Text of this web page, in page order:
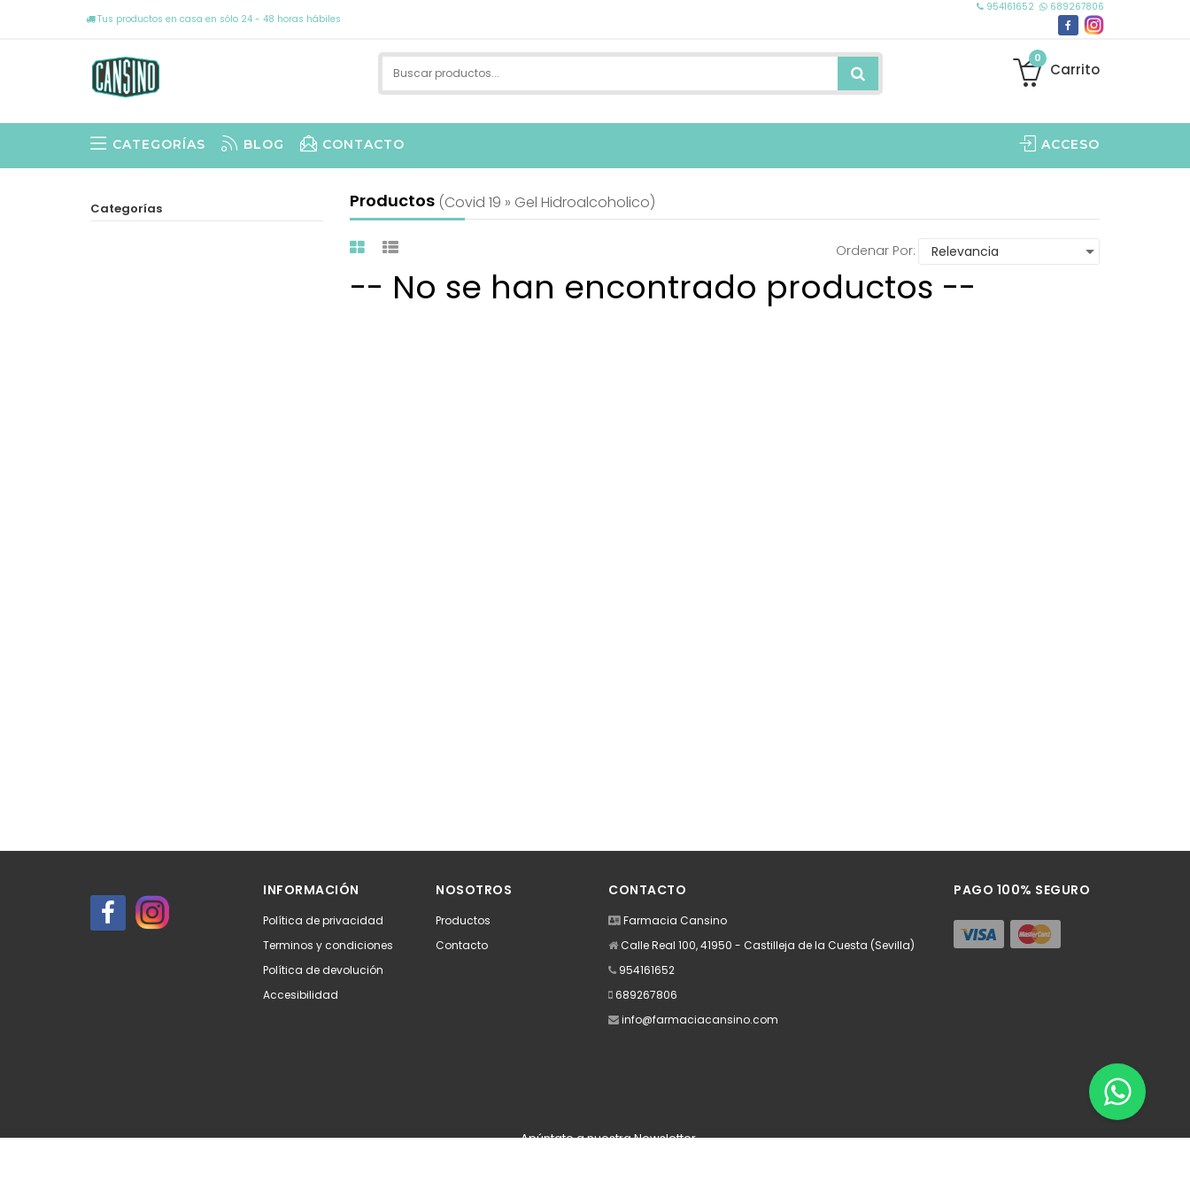
Tus productos en casa en sólo 24 - 48 horas hábiles
954161652 689267806
0
Carrito
CATEGORÍAS BLOG CONTACTO ACCESO
Productos (covid 19 » Gel Hidroalcoholico)
Ordenar Por:
-- No se han encontrado productos --
Categorías
INFORMACIÓN
Política de privacidad
Terminos y condiciones
Política de devolución
Accesibilidad
NOSOTROS
Productos
Contacto
CONTACTO
Farmacia Cansino
Calle Real 100, 41950 - Castilleja de la Cuesta (Sevilla)
954161652
689267806
info@farmaciacansino.com
PAGO 100% SEGURO
Apúntate a nuestra Newsletter